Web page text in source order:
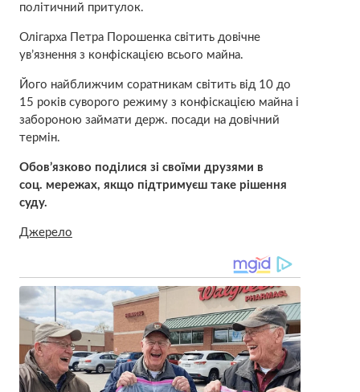
політичний притулок.
Олігарха Петра Порошенка світить довічне
ув’язнення з конфіскацією всього майна.
Його найближчим соратникам світить від 10 до
15 років суворого режиму з конфіскацією майна і
забороною займати держ. посади на довічний
термін.
Обов’язково поділися зі своїми друзями в
соц. мережах, якщо підтримуєш таке рішення
суду.
Джерело